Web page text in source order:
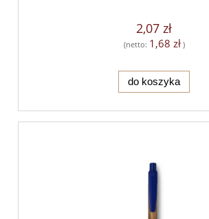
2,07 zł
(netto: 1,68 zł)
do koszyka